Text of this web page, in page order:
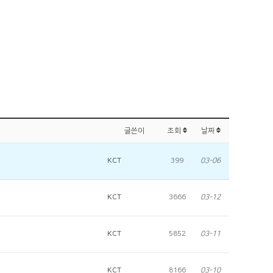
글쓴이 조회 날짜
KCT 399 03-06
KCT 3666 03-12
KCT 5852 03-11
KCT 8166 03-10